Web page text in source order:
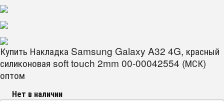
Купить Накладка Samsung Galaxy A32 4G, красный
силиконовая soft touch 2mm 00-00042554 (МСК)
оптом
Нет в наличии